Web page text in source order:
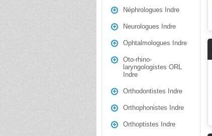
Néphrologues Indre
Neurologues Indre
Ophtalmologues Indre
Oto-rhino-
laryngologistes ORL
Indre
Orthodontistes Indre
Orthophonistes Indre
Orthoptistes Indre